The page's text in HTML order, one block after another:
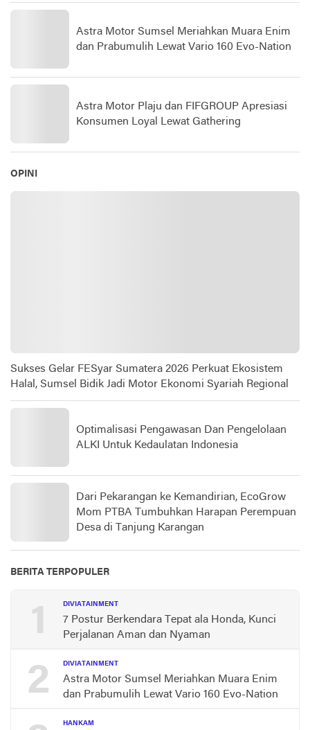
Astra Motor Sumsel Meriahkan Muara Enim
dan Prabumulih Lewat Vario 160 Evo-Nation
Astra Motor Plaju dan FIFGROUP Apresiasi
Konsumen Loyal Lewat Gathering
OPINI
Sukses Gelar FESyar Sumatera 2026 Perkuat Ekosistem
Halal, Sumsel Bidik Jadi Motor Ekonomi Syariah Regional
Optimalisasi Pengawasan Dan Pengelolaan
ALKI Untuk Kedaulatan Indonesia
Dari Pekarangan ke Kemandirian, EcoGrow
Mom PTBA Tumbuhkan Harapan Perempuan
Desa di Tanjung Karangan
BERITA TERPOPULER
1 DIVIATAINMENT
7 Postur Berkendara Tepat ala Honda, Kunci
Perjalanan Aman dan Nyaman
2 DIVIATAINMENT
Astra Motor Sumsel Meriahkan Muara Enim
dan Prabumulih Lewat Vario 160 Evo-Nation
HANKAM